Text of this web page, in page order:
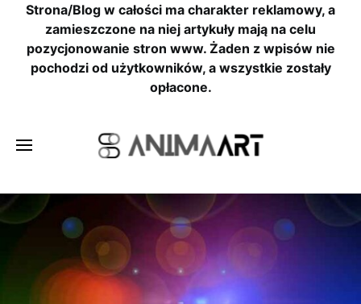
Strona/Blog w całości ma charakter reklamowy, a
zamieszczone na niej artykuły mają na celu
pozycjonowanie stron www. Żaden z wpisów nie
pochodzi od użytkowników, a wszystkie zostały
opłacone.